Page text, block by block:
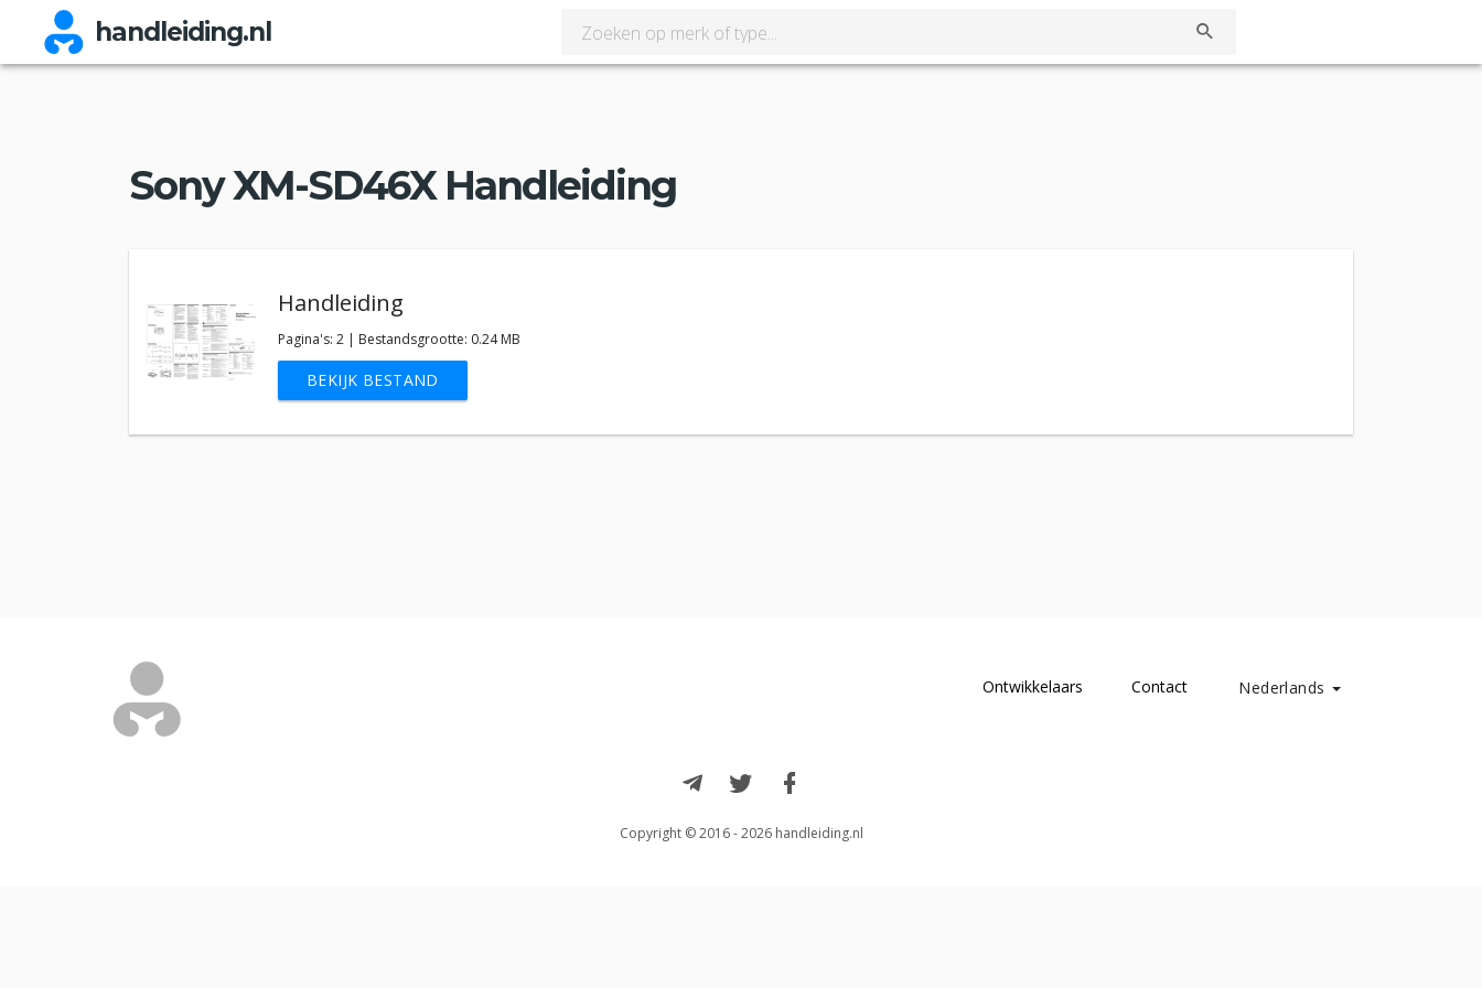
handleiding.nl
Sony XM-SD46X Handleiding
Handleiding
Pagina's: 2 | Bestandsgrootte: 0.24 MB
BEKIJK BESTAND
Ontwikkelaars Contact Nederlands
Copyright © 2016 - 2026 handleiding.nl